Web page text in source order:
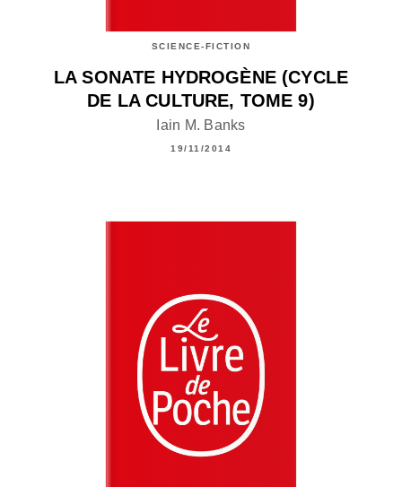
SCIENCE-FICTION
LA SONATE HYDROGÈNE (CYCLE
DE LA CULTURE, TOME 9)
Iain M. Banks
19/11/2014